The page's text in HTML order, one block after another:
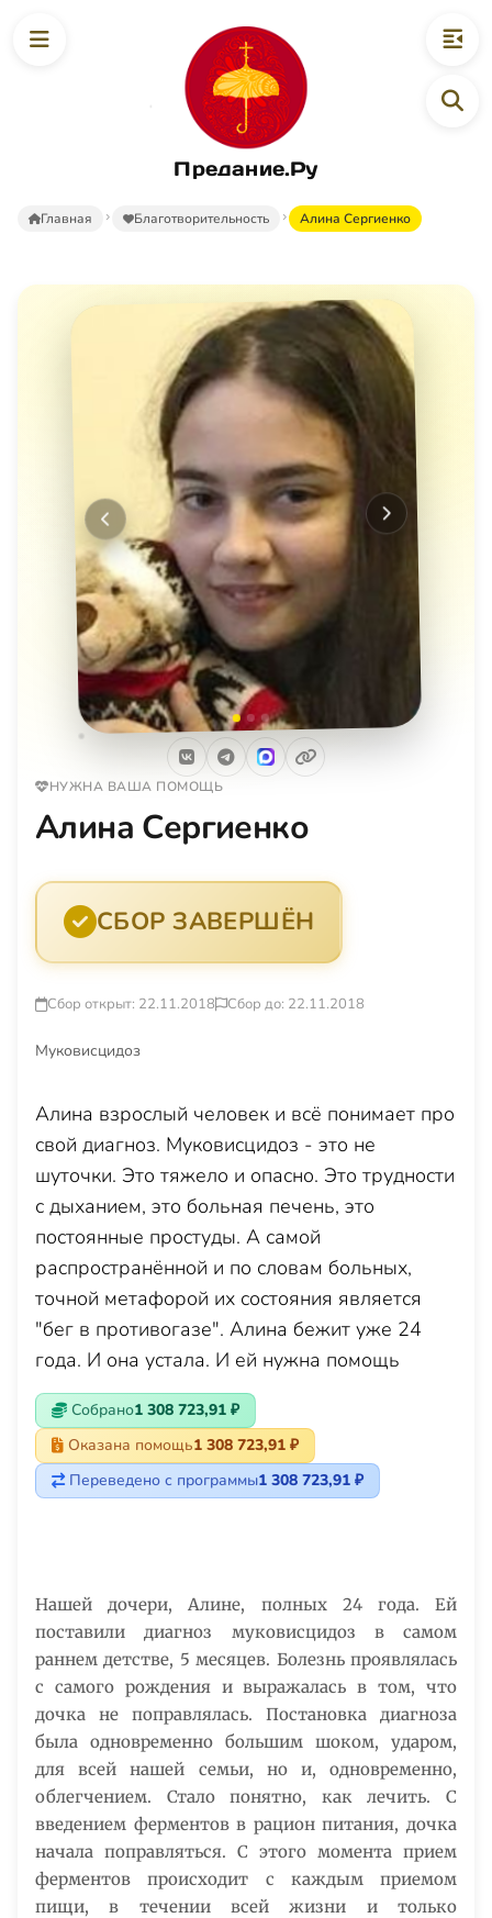
Предание.Ру
Главная Благотворительность Алина Сергиенко
Предыдущее Следующее
НУЖНА ВАША ПОМОЩЬ
Алина Сергиенко
СБОР ЗАВЕРШЁН
Сбор открыт: 22.11.2018 Сбор до: 22.11.2018
Муковисцидоз
Алина взрослый человек и всё понимает про
свой диагноз. Муковисцидоз - это не
шуточки. Это тяжело и опасно. Это трудности
с дыханием, это больная печень, это
постоянные простуды. А самой
распространённой и по словам больных,
точной метафорой их состояния является
"бег в противогазе". Алина бежит уже 24
года. И она устала. И ей нужна помощь
Собрано1 308 723,91 ₽
Оказана помощь1 308 723,91 ₽
Переведено с программы1 308 723,91 ₽
Нашей дочери, Алине, полных 24 года. Ей
поставили диагноз муковисцидоз в самом
раннем детстве, 5 месяцев. Болезнь проявлялась
с самого рождения и выражалась в том, что
дочка не поправлялась. Постановка диагноза
была одновременно большим шоком, ударом,
для всей нашей семьи, но и, одновременно,
облегчением. Стало понятно, как лечить. С
введением ферментов в рацион питания, дочка
начала поправляться. С этого момента прием
ферментов происходит с каждым приемом
пищи, в течении всей жизни и только